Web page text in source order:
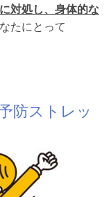
対処し、身体的な
たにとって
防ストレッ